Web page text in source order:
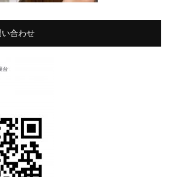
合わせ